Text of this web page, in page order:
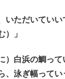
ただいていい
）」
白浜の鯛って
、泳ぎ幅って